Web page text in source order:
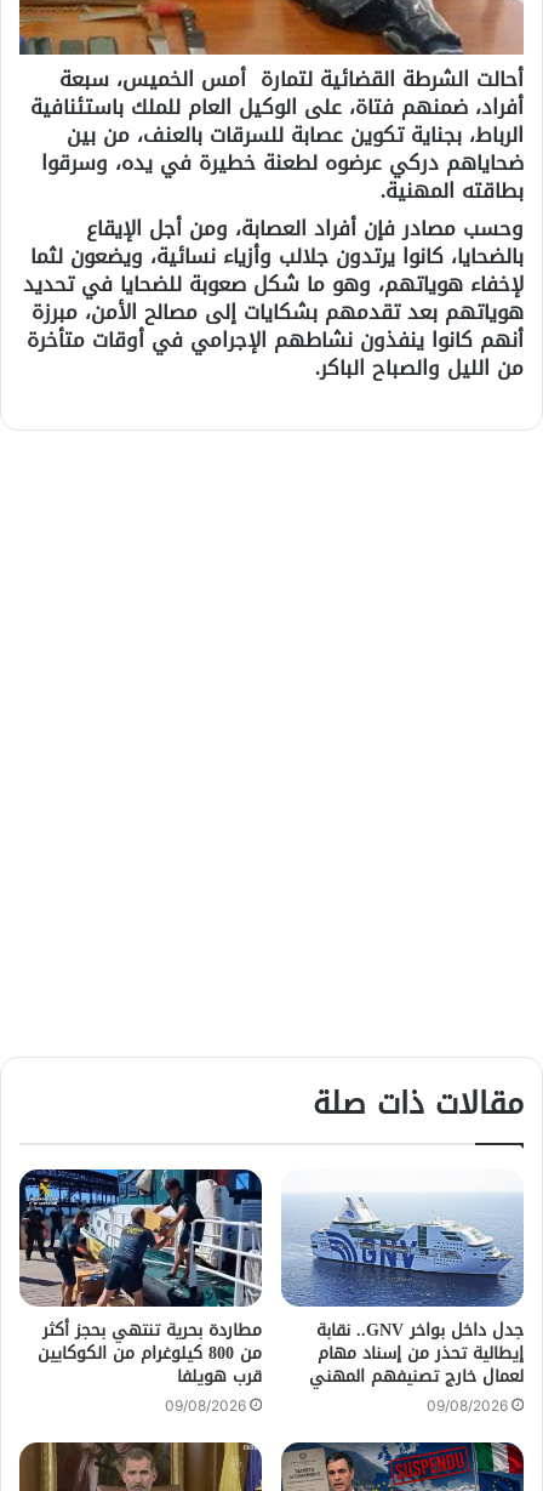
أحالت الشرطة القضائية لتمارة أمس الخميس، سبعة
أفراد، ضمنهم فتاة، على الوكيل العام للملك باستئنافية
الرباط، بجناية تكوين عصابة للسرقات بالعنف، من بين
ضحاياهم دركي عرضوه لطعنة خطيرة في يده، وسرقوا
بطاقته المهنية.
وحسب مصادر فإن أفراد العصابة، ومن أجل الإيقاع
بالضحايا، كانوا يرتدون جلالب وأزياء نسائية، ويضعون لثما
لإخفاء هوياتهم، وهو ما شكل صعوبة للضحايا في تحديد
هوياتهم بعد تقدمهم بشكايات إلى مصالح الأمن، مبرزة
أنهم كانوا ينفذون نشاطهم الإجرامي في أوقات متأخرة
من الليل والصباح الباكر.
مقالات ذات صلة
جدل داخل بواخر GNV.. نقابة
إيطالية تحذر من إسناد مهام
لعمال خارج تصنيفهم المهني
09/08/2026
مطاردة بحرية تنتهي بحجز أكثر
من 800 كيلوغرام من الكوكايين
قرب هويلفا
09/08/2026